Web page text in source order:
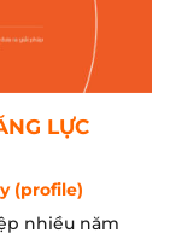
LỰC
(profile)
nhiều năm